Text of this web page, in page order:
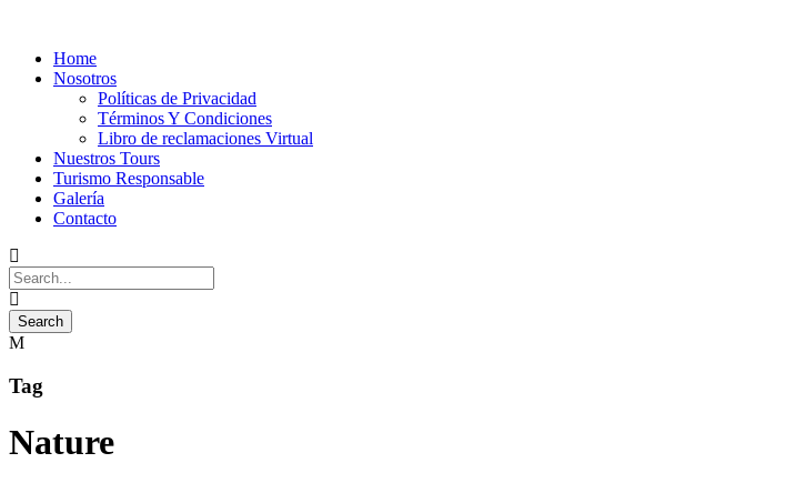
Home
Nosotros
Políticas de Privacidad
Términos Y Condiciones
Libro de reclamaciones Virtual
Nuestros Tours
Turismo Responsable
Galería
Contacto
Tag
Nature